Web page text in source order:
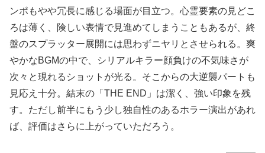
ンポもやや冗長に感じる場面が目立つ。心霊要素の見どこ
ろは薄く、険しい表情で見進めてしまうこともあるが、終
盤のスプラッター展開には思わずニヤリとさせられる。爽
やかなBGMの中で、シリアルキラー顔負けの不気味さが
次々と現れるショットが光る。そこからの大逆襲パートも
見応え十分。結末の「THE END」は潔く、強い印象を残
す。ただし前半にもう少し独自性のあるホラー演出があれ
ば、評価はさらに上がっていただろう。